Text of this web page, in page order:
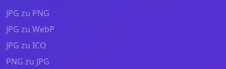
JPG zu PNG
JPG zu WebP
JPG zu ICO
PNG zu JPG